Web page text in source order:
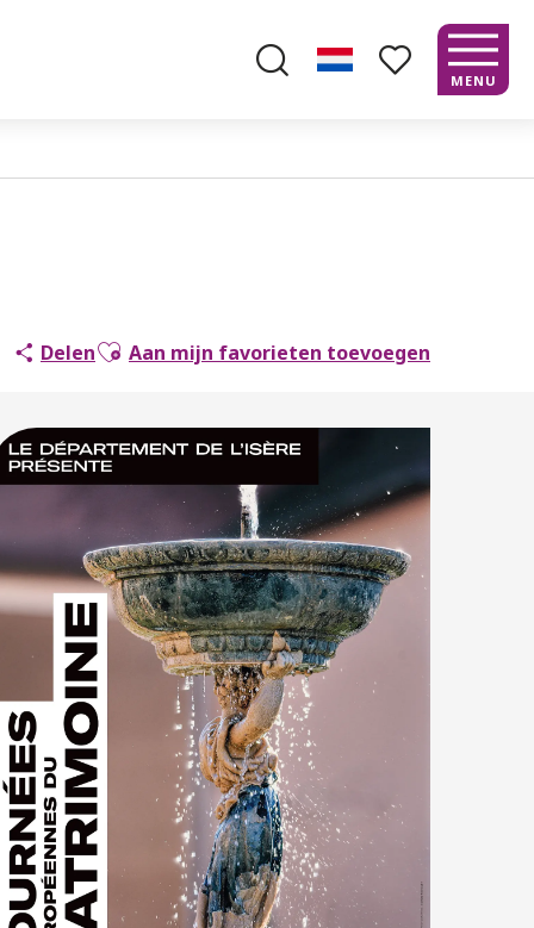
MENU
DelenAjouter aux favoris
Aan mijn favorieten toevoegen